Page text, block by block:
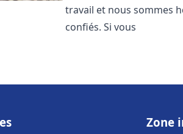
travail et nous sommes
confiés. Si vous
Zone